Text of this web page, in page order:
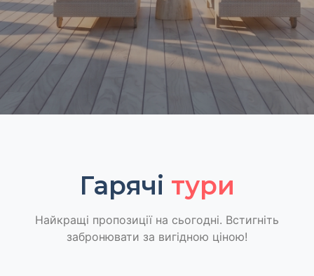
Гарячі тури
Найкращі пропозиції на сьогодні. Встигніть
забронювати за вигідною ціною!